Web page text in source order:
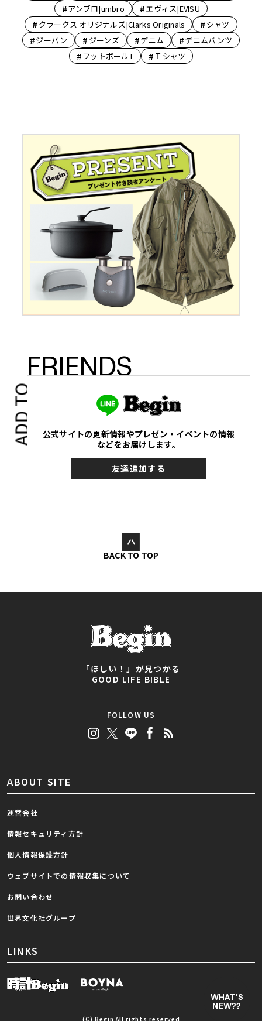
WHAT’S
NEW??
#アンブロ|umbro #エヴィス|EVISU
# クラークス オリジナルズ|Clarks Originals # シャツ
#ジーパン # ジーンズ #デニム #デニムパンツ
#フットボールT # Ｔシャツ
ADD TO
FRIENDS
公式サイトの更新情報やプレゼン・イベントの情報
などをお届けします。
友達追加する
BACK TO TOP
「ほしい！」が見つかる
GOOD LIFE BIBLE
FOLLOW US
ABOUT SITE
運営会社
情報セキュリティ方針
個人情報保護方針
ウェブサイトでの情報収集について
お問い合わせ
世界文化社グループ
LINKS
(C) Begin All rights reserved